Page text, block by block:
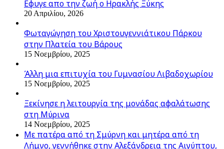
Εφυγε απο την ζωή o Ηρακλής Ξύκης
20 Απριλίου, 2026
Φωταγώγηση του Χριστουγεννιάτικου Πάρκου
στην Πλατεία του Βάρους
15 Νοεμβρίου, 2025
Άλλη μια επιτυχία του Γυμνασίου Λιβαδοχωρίου
15 Νοεμβρίου, 2025
Ξεκίνησε η λειτουργία της μονάδας αφαλάτωσης
στη Μύρινα
14 Νοεμβρίου, 2025
Με πατέρα από τη Σμύρνη και μητέρα από τη
Λήμνο, γεννήθηκε στην Αλεξάνδρεια της Αιγύπτου,